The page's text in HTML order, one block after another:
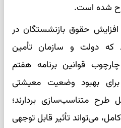
شده است.
افزایش حقوق بازنشستگان در
که دولت و سازمان تأمین
قوانین برنامه هفتم
بهبود وضعیت معیشتی
طرح متناسب‌سازی بردارند؛
می‌تواند تأثیر قابل توجهی